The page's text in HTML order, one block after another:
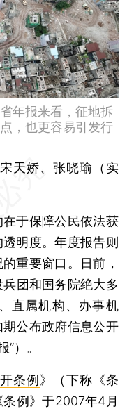
年报来看，征地拆
，也更容易引发行
天娇、张晓瑜（实
于保障公民依法获
明度。年度报告则
重要窗口。日前，
团和国务院绝大多
直属机构、办事机
公布政府信息公开
）。
条例》（下称《条
例》于2007年4月